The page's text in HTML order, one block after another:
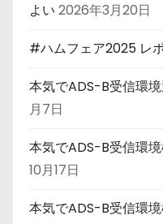
よい 2026年3月20日
#ハムフェア2025 レ
本気でADS-B受信環
月7日
本気でADS-B受信環
10月17日
本気でADS-B受信環